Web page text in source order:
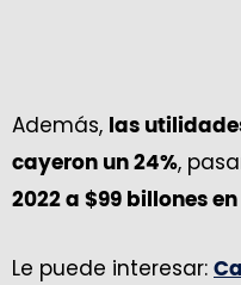
Además, las
cayeron un 24%,
2022 a $99 billones en
Le puede interesar: